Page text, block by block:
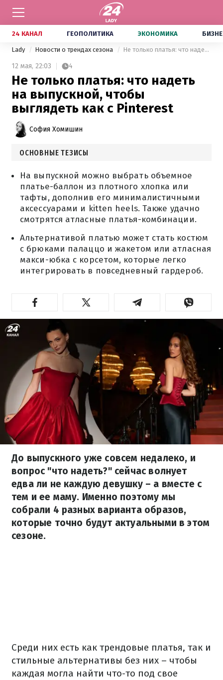
24 КАНАЛ ГЕОПОЛИТИКА ЭКОНОМИКА
Lady Новости о трендах сезона Не только платья: что надеть на выпускной, чтобы выглядеть как с Pinterest
12 мая, 22:03 4
Не только платья: что надеть
на выпускной, чтобы
выглядеть как с Pinterest
София Хомишин
ОСНОВНЫЕ ТЕЗИСЫ
На выпускной можно выбрать объемное
платье-баллон из плотного хлопка или
тафты, дополнив его минималистичными
аксессуарами и kitten heels. Также удачно
смотрятся атласные платья-комбинации.
Альтернативой платью может стать костюм
с брюками палаццо и жакетом или атласная
макси-юбка с корсетом, которые легко
интегрировать в повседневный гардероб.
До выпускного уже совсем недалеко, и
вопрос "что надеть?" сейчас волнует
едва ли не каждую девушку – а вместе с
тем и ее маму. Именно поэтому мы
собрали 4 разных варианта образов,
которые точно будут актуальными в этом
сезоне.
Среди них есть как трендовые платья, так и
стильные альтернативы без них – чтобы
каждая могла найти что-то под свое